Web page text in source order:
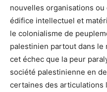
nouvelles organisations
édifice intellectuel et
le colonialisme de
palestinien partout dans le
cet échec que la peur
société palestinienne en
certaines des articulations